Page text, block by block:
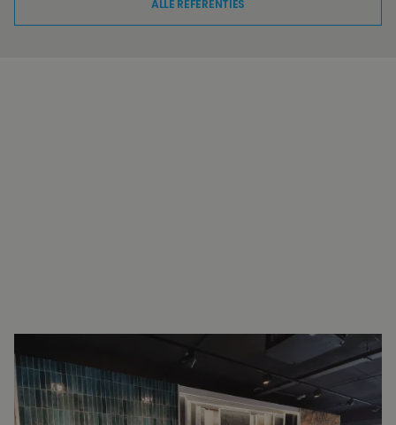
ALLE REFERENTIES
INTERESSE? NEEM VOOR MEER INFORMATIE
CONTACT OP.